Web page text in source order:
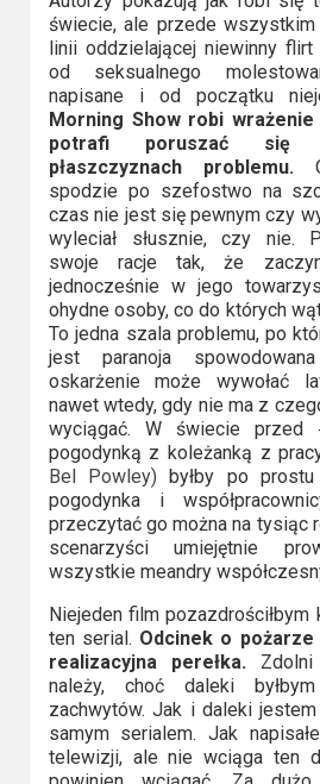
świecie, ale przede
linii oddzielającej niewinny flirt
od seksualnego
napisane i od początku
Morning Show robi
potrafi poruszać się
płaszczyznach problemu.
spodzie po szefostwo na
czas nie jest się pewnym czy
wyleciał słusznie, czy nie.
swoje racje tak, że
jednocześnie w jego
ohydne osoby, co do których
To jedna szala problemu, po
jest paranoja
oskarżenie może wywołać
nawet wtedy, gdy nie ma z
wyciągać. W świecie przed
pogodynką z koleżanką z
Bel Powley) byłby po
pogodynka i
przeczytać go można na tysiąc
scenarzyści umiejętnie
wszystkie meandry
Niejeden film pozazdrościłbym
ten serial. Odcinek o
realizacyjna perełka.
należy, choć daleki
zachwytów. Jak i daleki
samym serialem. Jak
telewizji, ale nie wciąga ten